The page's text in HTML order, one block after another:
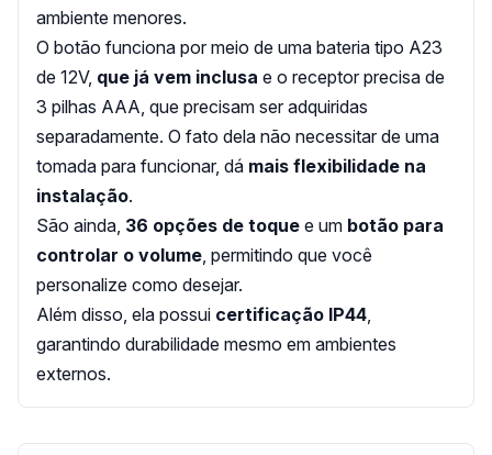
ambiente menores.
O botão funciona por meio de uma bateria tipo A23
de 12V, que já vem inclusa e o receptor precisa de
3 pilhas AAA, que precisam ser adquiridas
separadamente. O fato dela não necessitar de uma
tomada para funcionar, dá mais flexibilidade na
instalação.
São ainda, 36 opções de toque e um botão para
controlar o volume , permitindo que você
personalize como desejar.
Além disso, ela possui certificação IP44
garantindo durabilidade mesmo em ambientes
externos.